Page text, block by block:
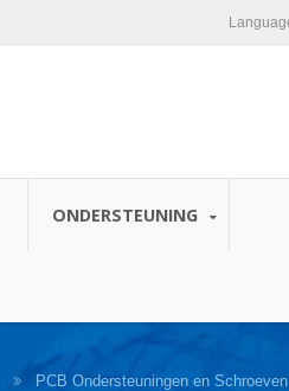
ONDERSTEUNING
PCB Ondersteuningen en Schroeven